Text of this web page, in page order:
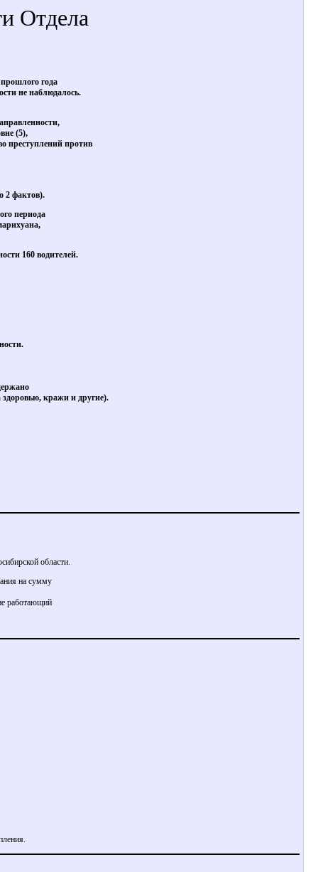
Отдела
года
не наблюдалось.
(5),
преступлений против
2 фактов).
периода
160 водителей.
здоровью, кражи и другие).
области.
на сумму
работающий